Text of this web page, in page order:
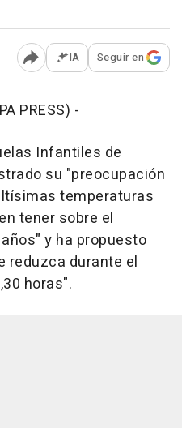
Abrir opciones para
IA Seguir en
PRESS) -
Infantiles de
su "preocupación
temperaturas
tener sobre el
y ha propuesto
reduzca durante el
horas".